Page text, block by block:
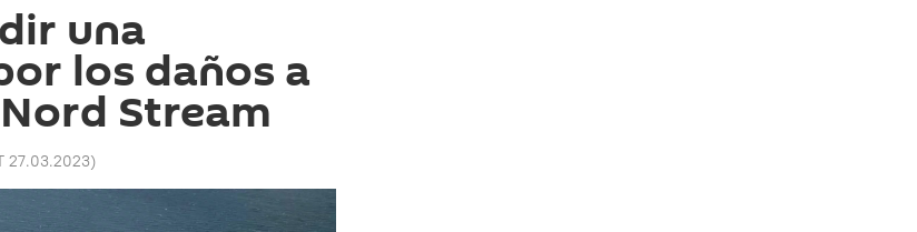
una
los daños a
Stream
27.03.2023)